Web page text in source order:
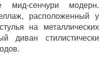
мид-сенчури модерн.
, расположенный у
на металлических
диван стилистически